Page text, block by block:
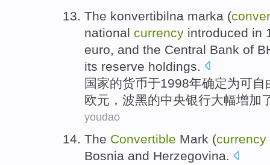
The konvertibilna marka (
national currency introduced in
euro , and the Central Bank of
its reserve holdings.
国家的货币于1998年确定为可自
欧元 ， 波黑的中央银行大幅增加
youdao
The Convertible Mark (currency
Bosnia and Herzegovina.